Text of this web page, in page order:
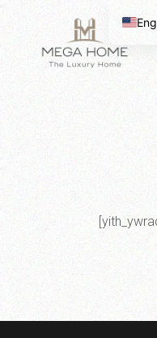
contenu